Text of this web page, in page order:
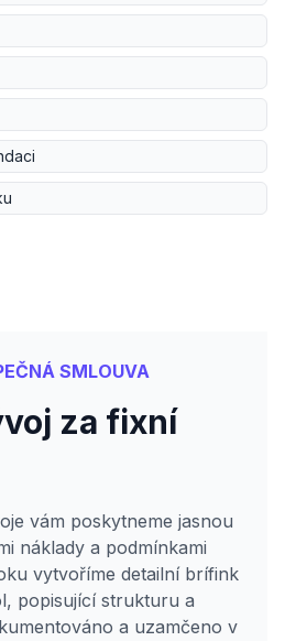
SMLOUVA
za fixní
vám poskytneme jasnou
náklady a podmínkami
vytvoříme detailní brífink
popisující strukturu a
a uzamčeno v